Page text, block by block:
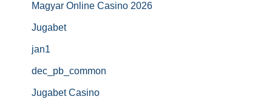
Magyar Online Casino 2026
Jugabet
jan1
dec_pb_common
Jugabet Casino